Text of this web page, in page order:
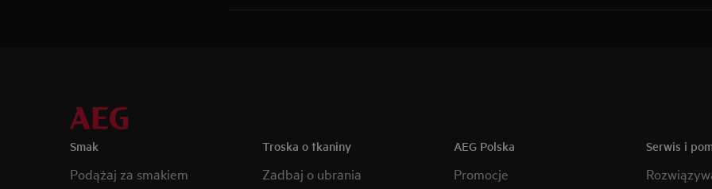
Smak
Podążaj za smakiem
Troska o tkaniny
Zadbaj o ubrania
AEG Polska
Promocje
Serwis i